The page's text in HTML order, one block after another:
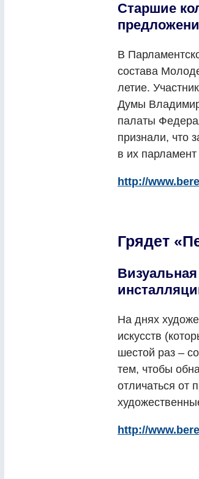
Старшие
В
состава
летие.
Думы
палаты
признали, что
в их
http://
Грядет
На днях
искусств
шестой раз –
тем, чтобы
отличаться от
http://